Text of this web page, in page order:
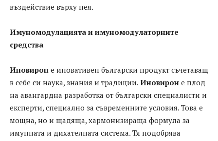
въздействие върху нея.
Имуномодулацията и имуномодулаторните
средства
Иновирон е иновативен български продукт съчетаващ
в себе си наука, знания и традиции. Иновирон е плод
на aвaнгaрднa разработка от български специалисти и
експерти, специaлно зa съвременните условия. Това е
мощна, но и щадяща, хармонизираща формула за
имунната и дихателната система. Тя подобрява